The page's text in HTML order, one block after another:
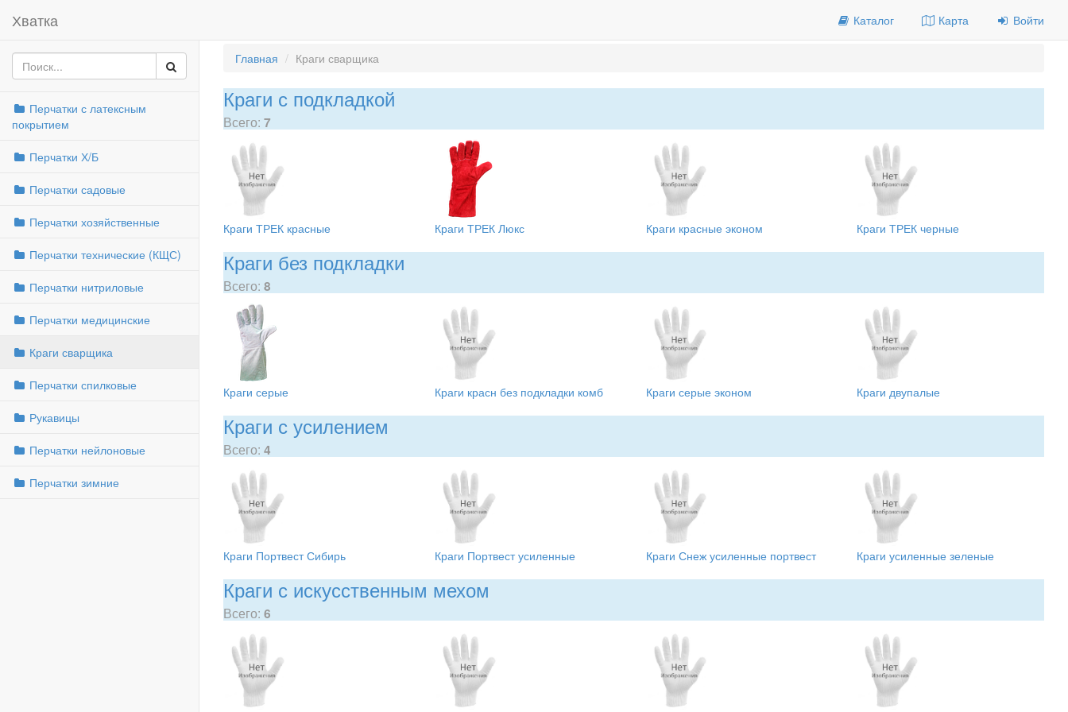
Хватка Каталог Карта Войти
Перчатки с латексным
покрытием
Перчатки Х/Б
Перчатки садовые
Перчатки хозяйственные
Перчатки технические (КЩС)
Перчатки нитриловые
Перчатки медицинские
Краги сварщика
Перчатки спилковые
Рукавицы
Перчатки нейлоновые
Перчатки зимние
Главная Краги сварщика
Краги с подкладкой
Всего: 7
Краги ТРЕК красные Краги ТРЕК Люкс Краги красные эконом Краги ТРЕК черные
Краги без подкладки
Всего: 8
Краги серые Краги красн без подкладки комб Краги серые эконом Краги двупалые
Краги с усилением
Всего: 4
Краги Портвест Сибирь Краги Портвест усиленные Краги Снеж усиленные портвест Краги усиленные зеленые
Краги с искусственным мехом
Всего: 6